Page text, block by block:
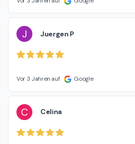
J Juergen P
Vor 3 Jahren auf Google
C Celina